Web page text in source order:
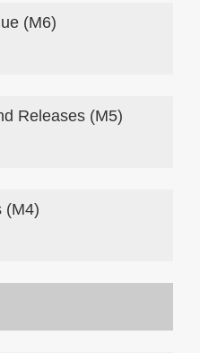
(M6)
Releases (M5)
(M4)